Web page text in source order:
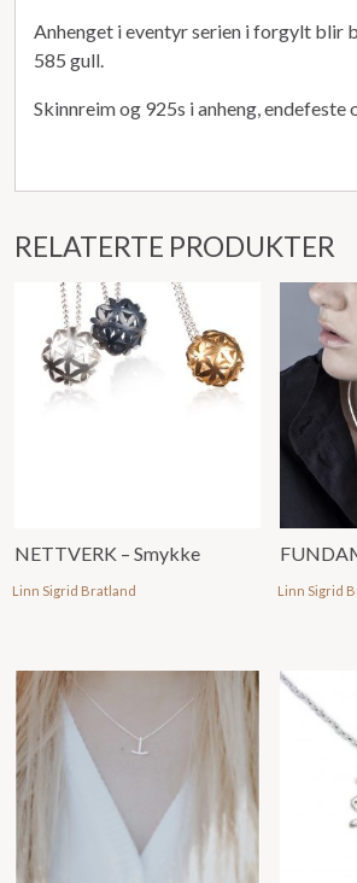
Anhenget i eventyr serien i forgylt blir
585 gull.
Skinnreim og 925s i anheng, endefeste
RELATERTE PRODUKTER
NETTVERK – Smykke
Linn Sigrid Bratland Linn Sigrid